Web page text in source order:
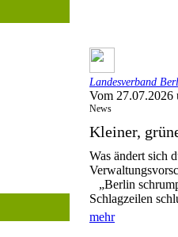
Landesverband
Vom 27.07.2026
News
Kleiner,
Was ändert sich
„Berlin
Schlagzeilen
mehr